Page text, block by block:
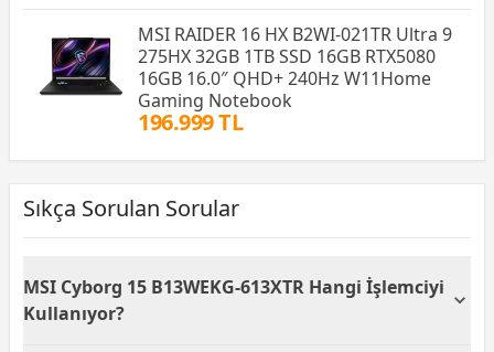
MSI RAIDER 16 HX B2WI-021TR Ultra 9
275HX 32GB 1TB SSD 16GB RTX5080
16GB 16.0″ QHD+ 240Hz W11Home
Gaming Notebook
196.999 TL
Sıkça Sorulan Sorular
MSI Cyborg 15 B13WEKG-613XTR Hangi İşlemciyi
Kullanıyor?